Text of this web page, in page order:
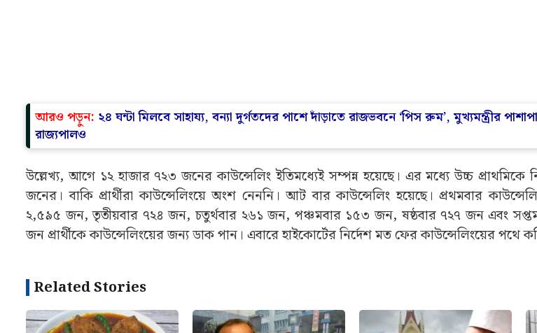
আরও পড়ুন: ২৪ ঘন্টা মিলবে সাহায্য, বন্যা দুর্গতদের পাশে দাঁড়াতে রাজভবনে ‘পিস রুম’, মুখ্যমন্ত্রীর
রাজ্যপালও
উল্লেখ্য, আগে ১২ হাজার ৭২৩ জনের কাউন্সেলিং ইতিমধ্যেই সম্পন্ন হয়েছে। এর মধ্যে উচ্চ
জনের। বাকি প্রার্থীরা কাউন্সেলিংয়ে অংশ নেননি। আট বার কাউন্সেলিং হয়েছে। প্রথমবার
২,৫৯৫ জন, তৃতীয়বার ৭২৪ জন, চতুর্থবার ২৬১ জন, পঞ্চমবার ১৫৩ জন, ষষ্ঠবার ৭২৭ জন এবং
জন প্রার্থীকে কাউন্সেলিংয়ের জন্য ডাক পান। এবারে হাইকোর্টের নির্দেশ মত ফের কাউন্সেলিংয়ের পথে
Related Stories